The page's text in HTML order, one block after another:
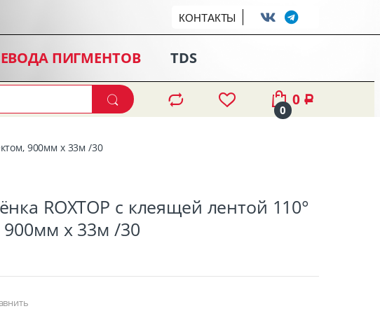
КОНТАКТЫ
ПИГМЕНТОВ TDS
0
0 Р
900мм х 33м /30
ROXTOP с клеящей лентой 110°
900мм х 33м /30